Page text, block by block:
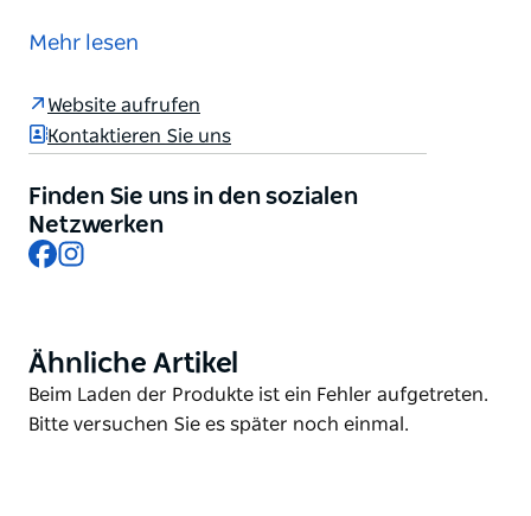
handgemachtes Premium-Biltong und bietet eine
Australien. Ihr Engagement für Spitzenqualität geht
über ihr Biltong hinaus.
Fire Meat Smoke bietet auch eine kuratierte Auswahl
an feinem Fleisch und personalisierte
Dienstleistungen, die auf die Bedürfnisse jedes
Handwerkskunst sorgt jedes Mal für ein
außergewöhnliches Erlebnis.
Mehr lesen
Website aufrufen
Kontaktieren Sie uns
Finden Sie uns in den sozialen
Netzwerken
Facebook
Product
List
Ähnliche Artikel
Product
List
Beim Laden der Produkte ist ein Fehler aufgetreten.
Bitte versuchen Sie es später noch einmal.